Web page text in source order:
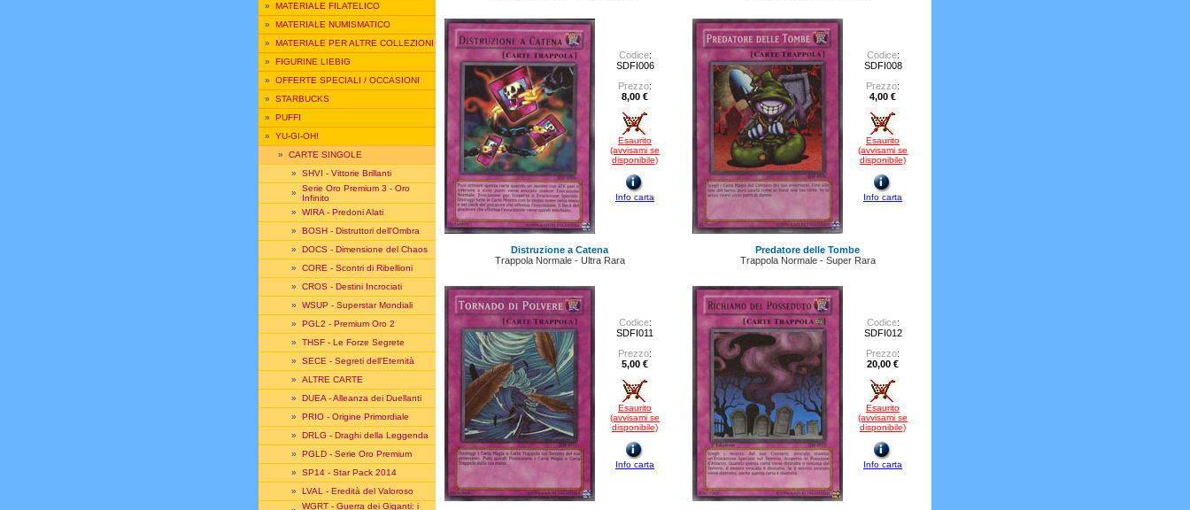
» MATERIALE FILATELICO
» MATERIALE NUMISMATICO
» MATERIALE PER ALTRE COLLEZIONI
» FIGURINE LIEBIG
» OFFERTE SPECIALI / OCCASIONI
» STARBUCKS
» PUFFI
» YU-GI-OH!
» CARTE SINGOLE
» SHVI - Vittorie Brillanti
» Serie Oro Premium 3 - Oro
Infinito
» WIRA - Predoni Alati
» BOSH - Distruttori dell'Ombra
» DOCS - Dimensione del Chaos
» CORE - Scontri di Ribellioni
» CROS - Destini Incrociati
» WSUP - Superstar Mondiali
» PGL2 - Premium Oro 2
» THSF - Le Forze Segrete
» SECE - Segreti dell'Eternità
» ALTRE CARTE
» DUEA - Alleanza dei Duellanti
» PRIO - Origine Primordiale
» DRLG - Draghi della Leggenda
» PGLD - Serie Oro Premium
» SP14 - Star Pack 2014
» LVAL - Eredità del Valoroso
WGRT - Guerra dei Giganti: i
Codice:
SDFI006
Prezzo:
8,00 €
Esaurito
(avvisami se
disponibile)
Info carta
Distruzione a Catena
Trappola Normale - Ultra Rara
Codice:
SDFI008
Prezzo:
4,00 €
Esaurito
(avvisami se
disponibile)
Info carta
Predatore delle Tombe
Trappola Normale - Super Rara
Codice:
SDFI011
Prezzo:
5,00 €
Esaurito
(avvisami se
disponibile)
Info carta
Codice:
SDFI012
Prezzo:
20,00 €
Esaurito
(avvisami se
disponibile)
Info carta